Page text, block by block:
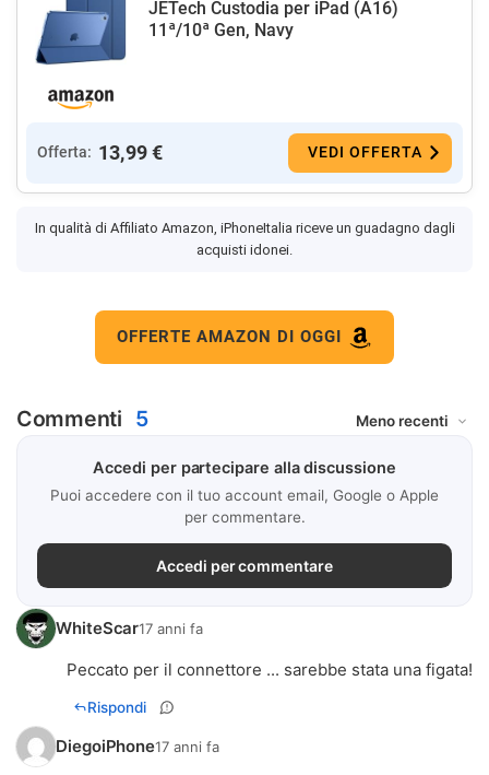
JETech Custodia per iPad (A16)
11ª/10ª Gen, Navy
Offerta: 13,99 € VEDI OFFERTA
In qualità di Affiliato Amazon, iPhoneItalia riceve un guadagno dagli
acquisti idonei.
OFFERTE AMAZON DI OGGI
Commenti 5
Accedi per partecipare alla discussione
Puoi accedere con il tuo account email, Google o Apple
per commentare.
Accedi per commentare
WhiteScar17 anni fa
Peccato per il connettore ... sarebbe stata una figata!
Rispondi
DiegoiPhone17 anni fa